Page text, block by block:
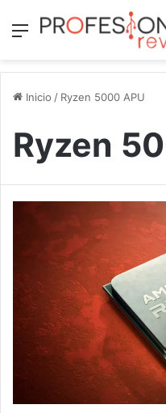
Menú
Inicio / Ryzen 5000 APU
Ryzen